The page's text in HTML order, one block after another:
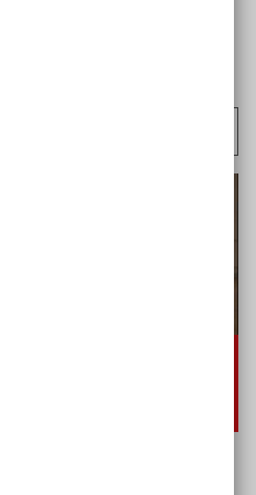
sieh dir das